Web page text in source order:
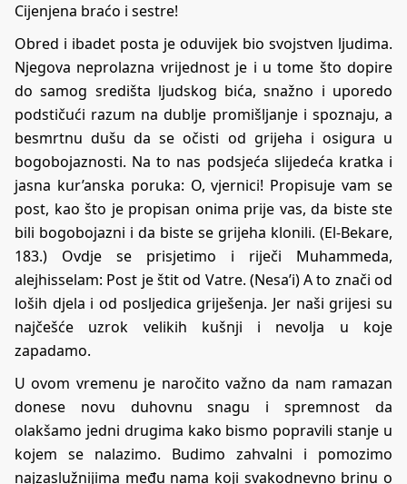
Cijenjena braćo i sestre!
Obred i ibadet posta je oduvijek bio svojstven ljudima.
Njegova neprolazna vrijednost je i u tome što dopire
do samog središta ljudskog bića, snažno i uporedo
podstičući razum na dublje promišljanje i spoznaju, a
besmrtnu dušu da se očisti od grijeha i osigura u
bogobojaznosti. Na to nas podsjeća slijedeća kratka i
jasna kur’anska poruka: O, vjernici! Propisuje vam se
post, kao što je propisan onima prije vas, da biste ste
bili bogobojazni i da biste se grijeha klonili. (El-Bekare,
183.) Ovdje se prisjetimo i riječi Muhammeda,
alejhisselam: Post je štit od Vatre. (Nesa’i) A to znači od
loših djela i od posljedica griješenja. Jer naši grijesi su
najčešće uzrok velikih kušnji i nevolja u koje
zapadamo.
U ovom vremenu je naročito važno da nam ramazan
donese novu duhovnu snagu i spremnost da
olakšamo jedni drugima kako bismo popravili stanje u
kojem se nalazimo. Budimo zahvalni i pomozimo
najzaslužnijima među nama koji svakodnevno brinu o